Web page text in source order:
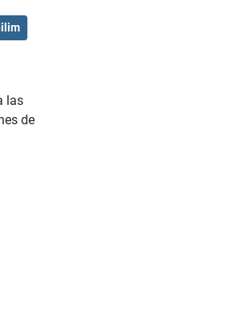
las
de